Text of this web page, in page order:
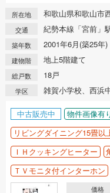
所在地 和歌山県和歌山市
交通 紀勢本線「宮前
築年数 2001年6月(築25年)
建物階 地上5階建て
総戸数 18戸
学区 雑賀小学校、西浜
中古販売中 物件画像有
リビングダイニング15畳以
ＩＨクッキングヒーター
ＴＶモニタ付インターホン
価格